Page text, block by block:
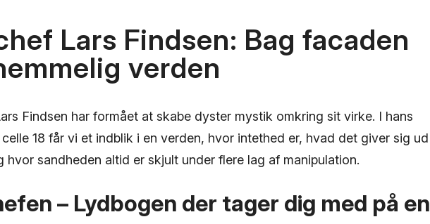
Lars Findsen: Bag facaden
verden
Findsen har formået at skabe dyster mystik omkring sit virke. I hans
18 får vi et indblik i en verden, hvor intethed er, hvad det giver sig ud
sandheden altid er skjult under flere lag af manipulation.
– Lydbogen der tager dig med på en